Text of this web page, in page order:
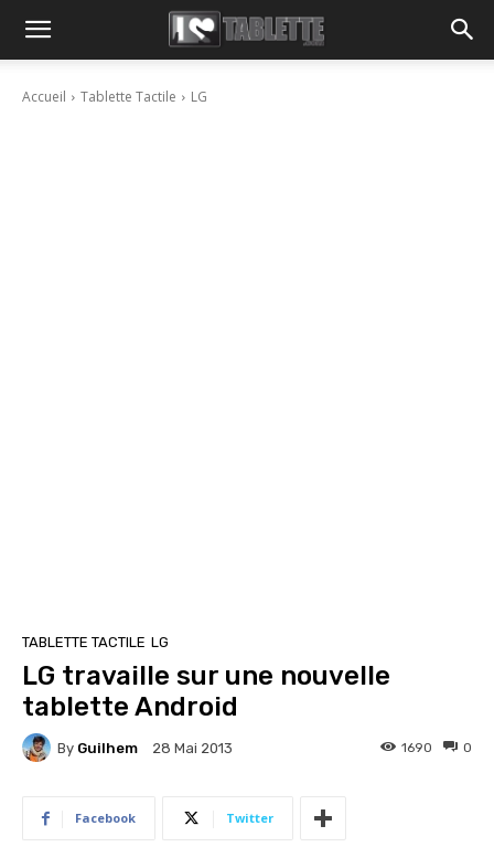
Accueil Tablette Tactile LG
TABLETTE TACTILE LG
LG travaille sur une nouvelle
tablette Android
By Guilhem 28 Mai 2013 0
1690
Facebook Twitter